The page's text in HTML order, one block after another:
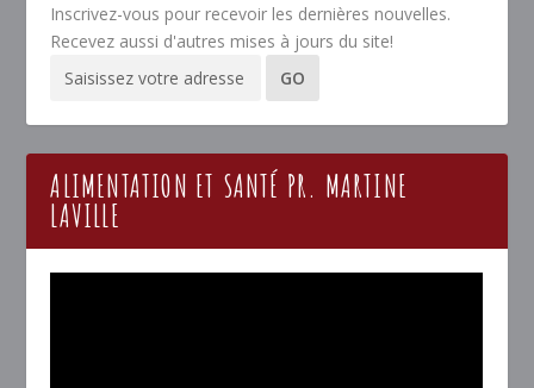
Inscrivez-vous pour recevoir les dernières nouvelles.
Recevez aussi d'autres mises à jours du site!
ALIMENTATION ET SANTÉ PR. MARTINE
LAVILLE